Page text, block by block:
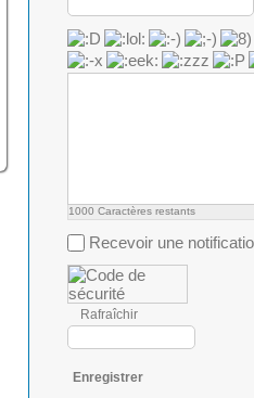
1000 Caractères restants
Recevoir une
Rafraîchir
Enregistrer